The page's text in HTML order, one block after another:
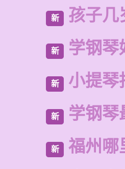
新 孩子几
新 学钢琴
新 小提琴
新 学钢琴
新 福州哪